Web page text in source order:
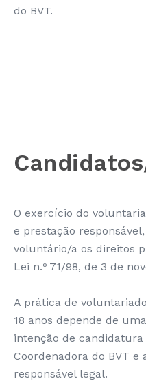
do BVT.
O exercício do
e prestação
voluntário/a os direitos
Lei n.º 71/98, de 3 de
A prática de
18 anos depende de
intenção de
Coordenadora do BVT e
responsável legal.